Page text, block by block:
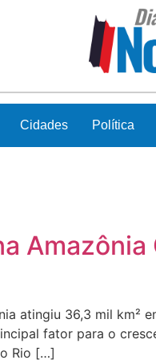
Cidades Política
atingiu 36,3 mil km²
fator para o
Rio […]